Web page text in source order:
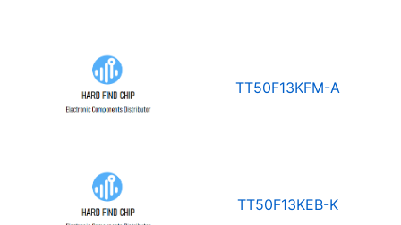
TT50F13KFM-A
TT50F13KEB-K